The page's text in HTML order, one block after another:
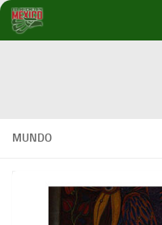
Debajo del contenido
MUNDO